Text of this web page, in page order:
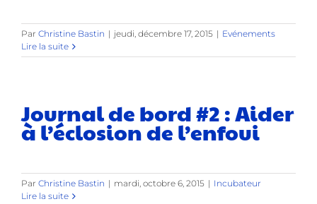
Par Christine Bastin | jeudi, décembre 17, 2015 | Evénements
Lire la suite
Journal de bord #2 : Aider
à l’éclosion de l’enfoui
Par Christine Bastin | mardi, octobre 6, 2015 | Incubateur
Lire la suite